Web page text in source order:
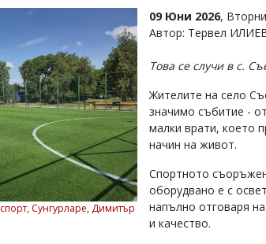
спорт, Сунгурларе, Димитър
09 Юни 2026,
Автор: Тервел
Това се случи в с.
Жителите на село
значимо събитие -
малки врати, което
начин на живот.
Спортното
оборудвано е с
напълно отговаря
и качество.